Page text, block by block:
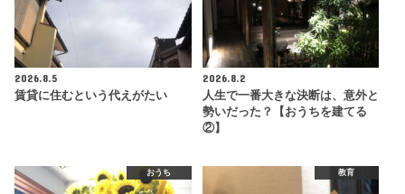
2026.8.5
賃貸に住むという代えがたい
2026.8.2
人生で一番大きな決断は、意外と
勢いだった？【おうちを建てる
②】
おうち 教育